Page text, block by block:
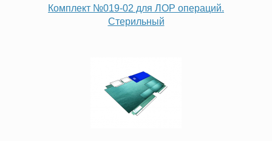
Комплект №019-02 для ЛОР операций.
Стерильный